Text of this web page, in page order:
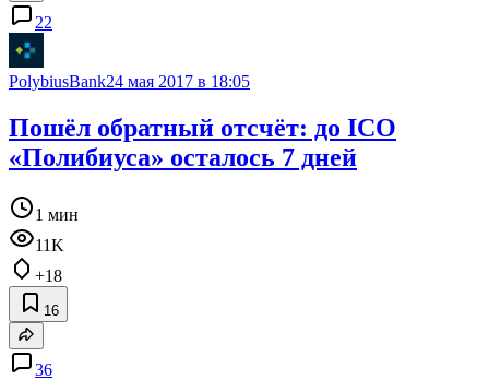
22
PolybiusBank24 мая 2017 в 18:05
Пошёл обратный отсчёт: до ICO
«Полибиуса» осталось 7 дней
1 мин
11K
+18
16
36